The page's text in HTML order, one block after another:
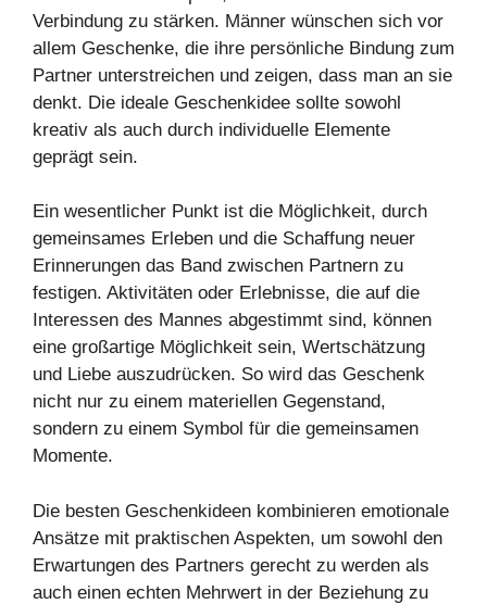
Verbindung zu stärken. Männer wünschen sich vor
allem Geschenke, die ihre persönliche Bindung zum
Partner unterstreichen und zeigen, dass man an sie
denkt. Die ideale Geschenkidee sollte sowohl
kreativ als auch durch individuelle Elemente
geprägt sein.
Ein wesentlicher Punkt ist die Möglichkeit, durch
gemeinsames Erleben und die Schaffung neuer
Erinnerungen das Band zwischen Partnern zu
festigen. Aktivitäten oder Erlebnisse, die auf die
Interessen des Mannes abgestimmt sind, können
eine großartige Möglichkeit sein, Wertschätzung
und Liebe auszudrücken. So wird das Geschenk
nicht nur zu einem materiellen Gegenstand,
sondern zu einem Symbol für die gemeinsamen
Momente.
Die besten Geschenkideen kombinieren emotionale
Ansätze mit praktischen Aspekten, um sowohl den
Erwartungen des Partners gerecht zu werden als
auch einen echten Mehrwert in der Beziehung zu